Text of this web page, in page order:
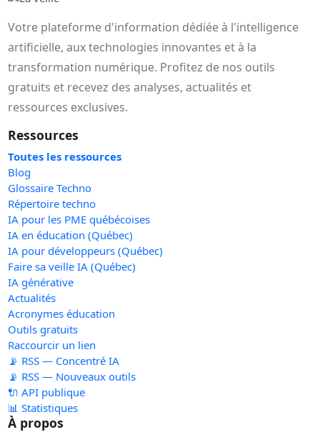
Votre plateforme d'information dédiée à l'intelligence
artificielle, aux technologies innovantes et à la
transformation numérique. Profitez de nos outils
gratuits et recevez des analyses, actualités et
ressources exclusives.
Ressources
Toutes les ressources
Blog
Glossaire Techno
Répertoire techno
IA pour les PME québécoises
IA en éducation (Québec)
IA pour développeurs (Québec)
Faire sa veille IA (Québec)
IA générative
Actualités
Acronymes éducation
Outils gratuits
Raccourcir un lien
📡 RSS — Concentré IA
📡 RSS — Nouveaux outils
🔌 API publique
📊 Statistiques
À propos